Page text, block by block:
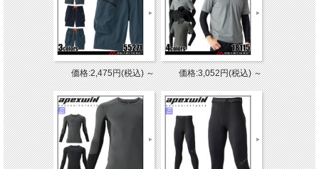
価格:2,475円(税込)～ 価格:3,052円(税込)～